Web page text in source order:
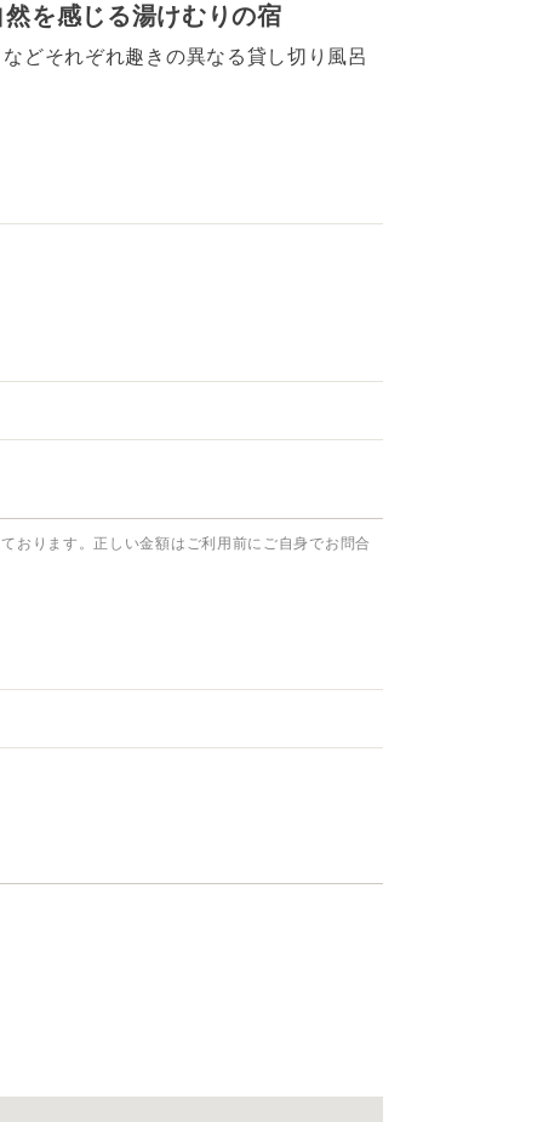
を感じる湯けむりの宿
どそれぞれ趣きの異なる貸し切り風呂
おります。正しい金額はご利用前にご自身でお問合